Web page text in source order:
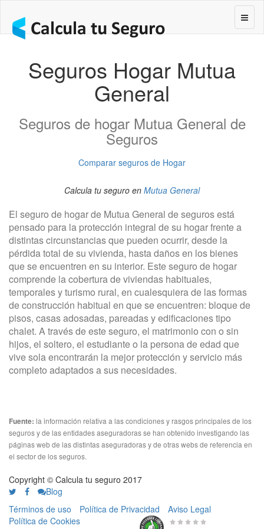
Seguros Hogar Mutua
General
Seguros de hogar Mutua General de
Seguros
Comparar seguros de Hogar
Calcula tu seguro en Mutua General
El seguro de hogar de Mutua General de seguros está
pensado para la protección integral de su hogar frente a
distintas circunstancias que pueden ocurrir, desde la
pérdida total de su vivienda, hasta daños en los bienes
que se encuentren en su interior. Este seguro de hogar
comprende la cobertura de viviendas habituales,
temporales y turismo rural, en cualesquiera de las formas
de construcción habitual en que se encuentren: bloque de
pisos, casas adosadas, pareadas y edificaciones tipo
chalet. A través de este seguro, el matrimonio con o sin
hijos, el soltero, el estudiante o la persona de edad que
vive sola encontrarán la mejor protección y servicio más
completo adaptados a sus necesidades.
Fuente: la información relativa a las condiciones y rasgos principales de los
seguros y de las entidades aseguradoras se han obtenido investigando las
páginas web de las distintas aseguradoras y de otras webs de referencia en
el sector de los seguros.
Copyright © Calcula tu seguro 2017
Blog
Términos de uso
Política de Privacidad
Aviso Legal
Política de Cookies